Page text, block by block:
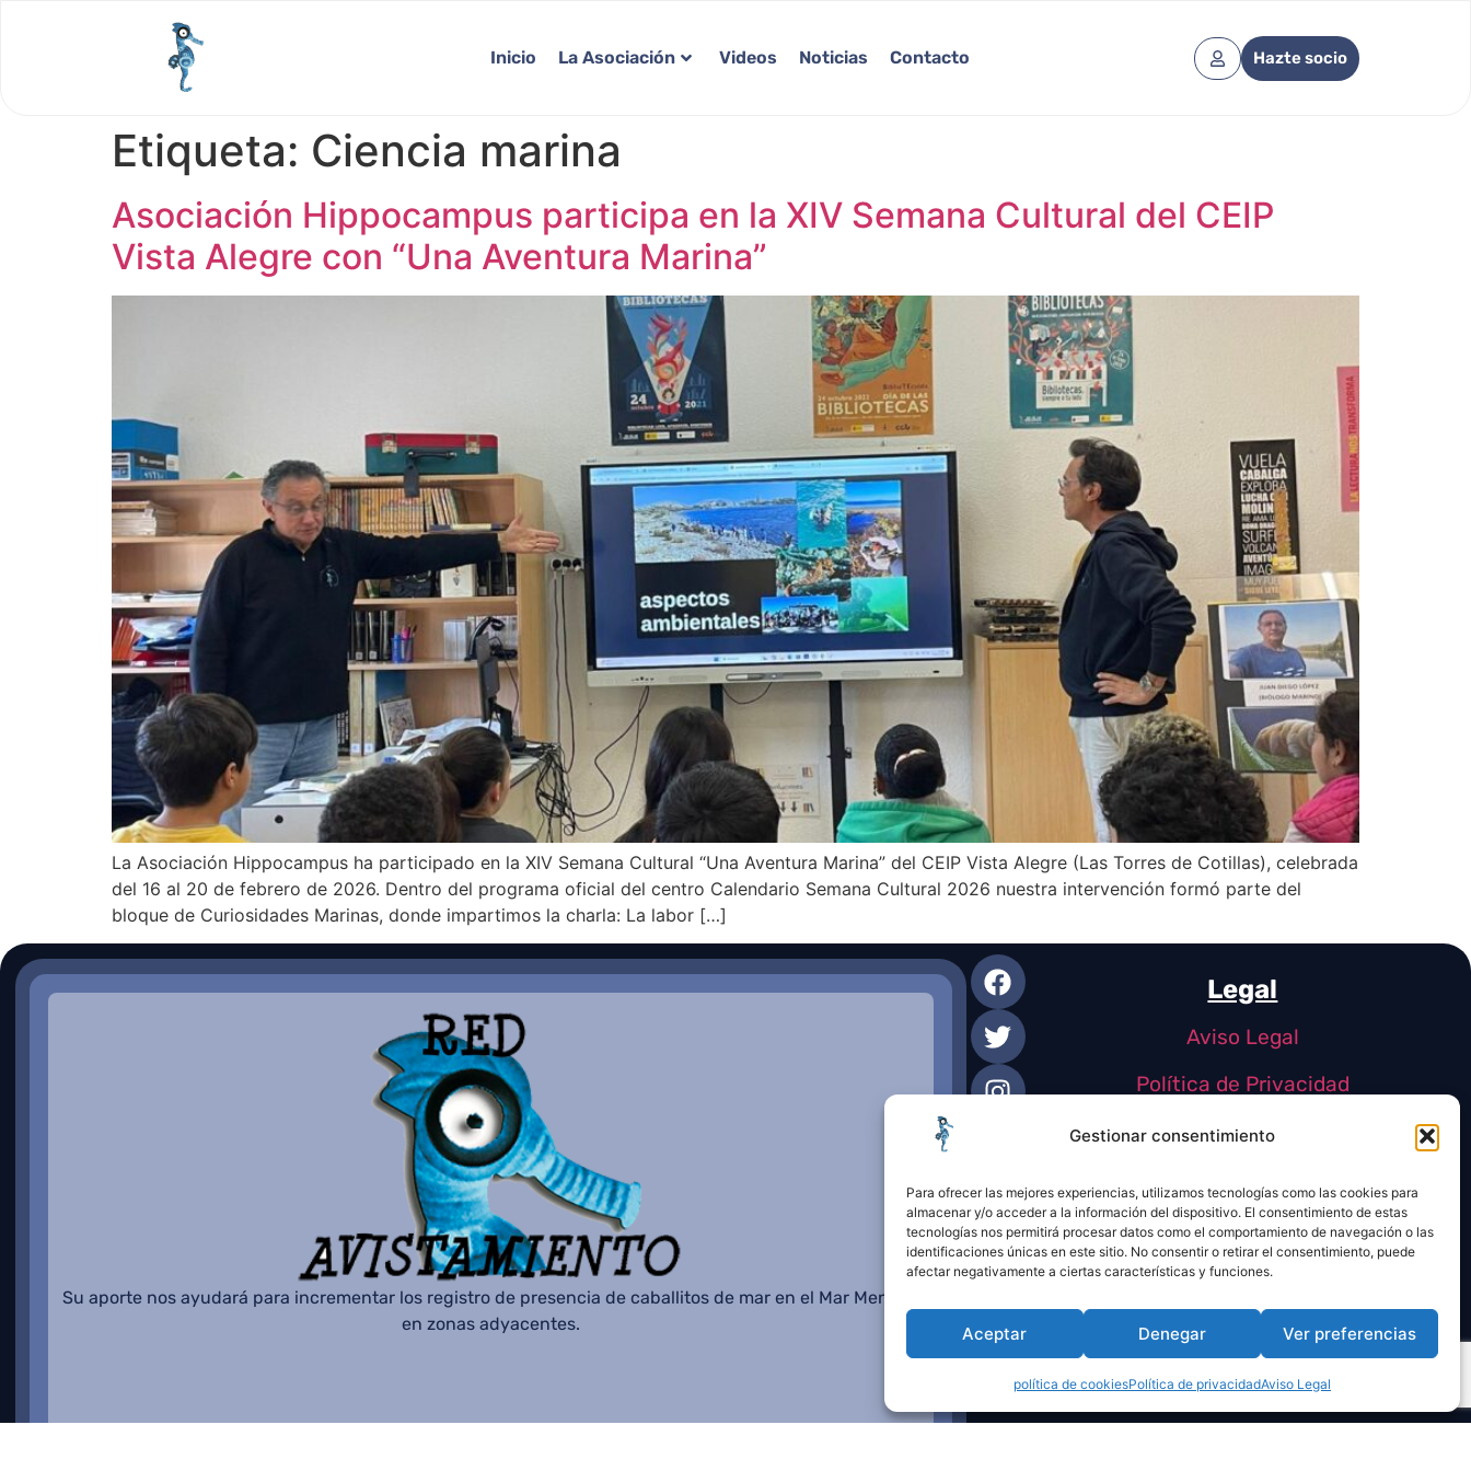
Gestionar consentimiento
Para ofrecer las mejores experiencias, utilizamos tecnologías como las cookies para
almacenar y/o acceder a la información del dispositivo. El consentimiento de estas
tecnologías nos permitirá procesar datos como el comportamiento de navegación o las
identificaciones únicas en este sitio. No consentir o retirar el consentimiento, puede
afectar negativamente a ciertas características y funciones.
Aceptar Denegar Ver preferencias
política de cookiesPolítica de privacidadAviso Legal
Inicio La Asociación Videos Noticias Contacto Hazte socio
Etiqueta: Ciencia marina
Asociación Hippocampus participa en la XIV Semana Cultural del CEIP
Vista Alegre con “Una Aventura Marina”
La Asociación Hippocampus ha participado en la XIV Semana Cultural “Una Aventura Marina” del CEIP Vista Alegre (Las Torres de Cotillas), celebrada
del 16 al 20 de febrero de 2026. Dentro del programa oficial del centro Calendario Semana Cultural 2026 nuestra intervención formó parte del
bloque de Curiosidades Marinas, donde impartimos la charla: La labor […]
Su aporte nos ayudará para incrementar los registro de presencia de caballitos de mar en el Mar Menor o
en zonas adyacentes.
Legal
Aviso Legal
Política de Privacidad
Política de Cookies